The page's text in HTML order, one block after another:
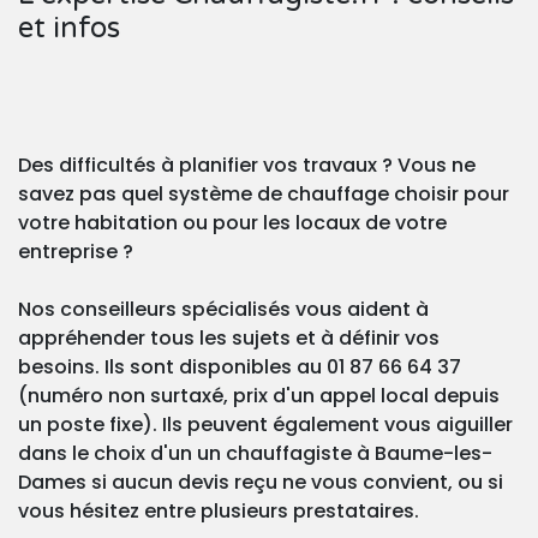
et infos
Des difficultés à planifier vos travaux ? Vous ne
savez pas quel système de chauffage choisir pour
votre habitation ou pour les locaux de votre
entreprise ?
Nos conseilleurs spécialisés vous aident à
appréhender tous les sujets et à définir vos
besoins. Ils sont disponibles au 01 87 66 64 37
(numéro non surtaxé, prix d'un appel local depuis
un poste fixe). Ils peuvent également vous aiguiller
dans le choix d'un un chauffagiste à Baume-les-
Dames si aucun devis reçu ne vous convient, ou si
vous hésitez entre plusieurs prestataires.